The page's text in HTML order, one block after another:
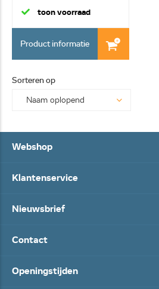
toon voorraad
Product informatie
Sorteren op
Webshop
Klantenservice
Nieuwsbrief
Contact
Openingstijden